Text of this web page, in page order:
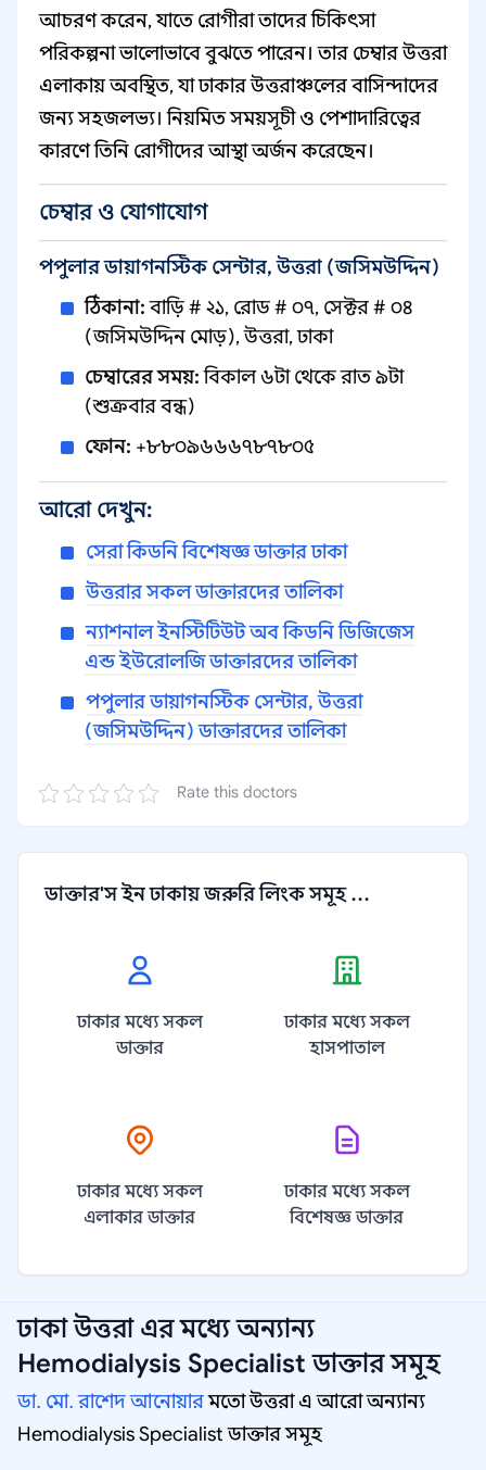
আচরণ করেন, যাতে রোগীরা তাদের চিকিৎসা
পরিকল্পনা ভালোভাবে বুঝতে পারেন। তার চেম্বার উত্তরা
এলাকায় অবস্থিত, যা ঢাকার উত্তরাঞ্চলের বাসিন্দাদের
জন্য সহজলভ্য। নিয়মিত সময়সূচী ও পেশাদারিত্বের
কারণে তিনি রোগীদের আস্থা অর্জন করেছেন।
চেম্বার ও যোগাযোগ
পপুলার ডায়াগনস্টিক সেন্টার, উত্তরা (জসিমউদ্দিন)
ঠিকানা:বাড়ি # ২১, রোড # ০৭, সেক্টর # ০৪
(জসিমউদ্দিন মোড়), উত্তরা, ঢাকা
চেম্বারের সময়:বিকাল ৬টা থেকে রাত ৯টা
(শুক্রবার বন্ধ)
ফোন: +৮৮০৯৬৬৬৭৮৭৮০৫
আরো দেখুন:
সেরা কিডনি বিশেষজ্ঞ ডাক্তার ঢাকা
উত্তরার সকল ডাক্তারদের তালিকা
ন্যাশনাল ইনস্টিটিউট অব কিডনি ডিজিজেস
এন্ড ইউরোলজি ডাক্তারদের তালিকা
পপুলার ডায়াগনস্টিক সেন্টার, উত্তরা
(জসিমউদ্দিন) ডাক্তারদের তালিকা
Rate this doctors
ডাক্তার'স ইন ঢাকায় জরুরি লিংক সমূহ ...
ঢাকার মধ্যে সকল
ডাক্তার
ঢাকার মধ্যে সকল
হাসপাতাল
ঢাকার মধ্যে সকল
এলাকার ডাক্তার
ঢাকার মধ্যে সকল
বিশেষজ্ঞ ডাক্তার
ঢাকা উত্তরা এর মধ্যে অন্যান্য
Hemodialysis Specialist ডাক্তার সমূহ
ডা. মো. রাশেদ আনোয়ারমতো উত্তরা এ আরো অন্যান্য
Hemodialysis Specialist ডাক্তার সমূহ